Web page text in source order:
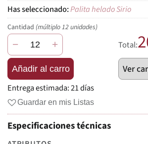
Palita helado Sirio
Cantidad (múltiplo 12 unidades)
− +
Añadir al carro
Total:
Ver
Entrega estimada:21 días
Guardar en mis Listas
Especificaciones técnicas